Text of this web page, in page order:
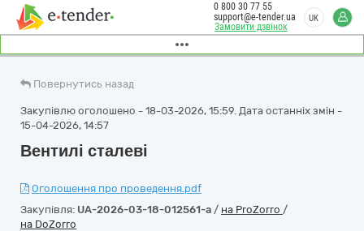
Замовити дзвінок
0 800 30 77 55
support@e-tender.ua
UK
Повернутись назад
Закупівлю оголошено - 18-03-2026, 15:59. Дата останніх змін -
15-04-2026, 14:57
Вентилі сталеві
Оголошення про проведення.pdf
Закупівля: UA-2026-03-18-012561-a / на ProZorro /
на DoZorro